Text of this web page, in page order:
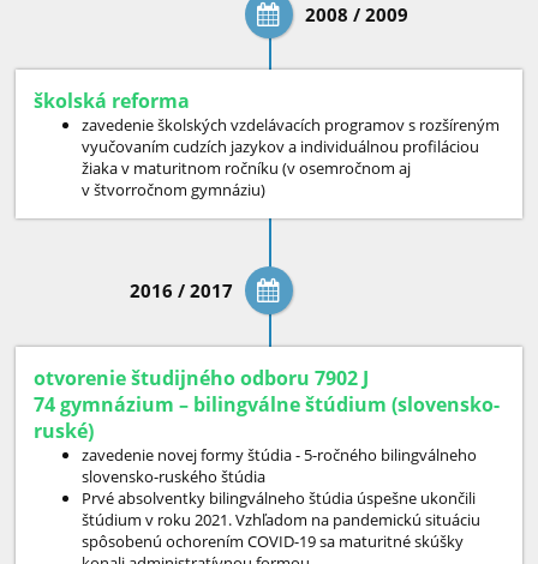
2008 / 2009
školská reforma
zavedenie školských vzdelávacích programov s rozšíreným
vyučovaním cudzích jazykov a individuálnou profiláciou
žiaka v maturitnom ročníku (v osemročnom aj
v štvorročnom gymnáziu)
2016 / 2017
otvorenie študijného odboru 7902 J
74 gymnázium – bilingválne štúdium (slovensko-
ruské)
zavedenie novej formy štúdia - 5-ročného bilingválneho
slovensko-ruského štúdia
Prvé absolventky bilingválneho štúdia úspešne ukončili
štúdium v roku 2021. Vzhľadom na pandemickú situáciu
spôsobenú ochorením COVID-19 sa maturitné skúšky